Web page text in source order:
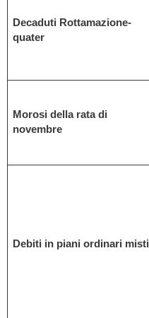
Decaduti Rottamazione-
quater
Morosi della rata di
novembre
Debiti in piani ordinari misti